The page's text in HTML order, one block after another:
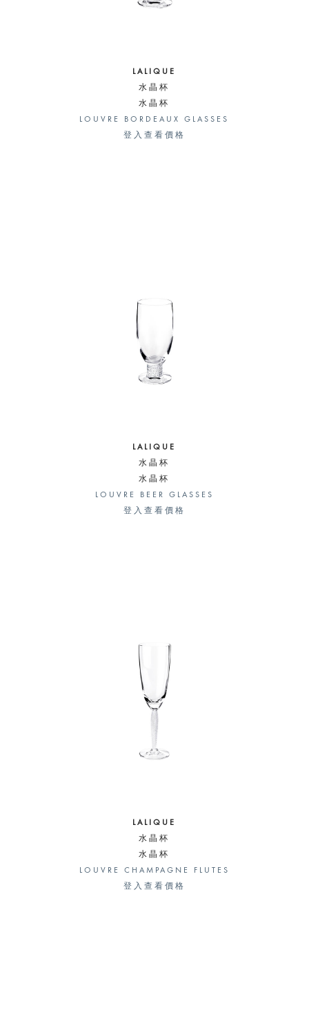
LALIQUE
水晶杯
水晶杯
LOUVRE BORDEAUX GLASSES
登入查看價格
LALIQUE
水晶杯
水晶杯
LOUVRE BEER GLASSES
登入查看價格
LALIQUE
水晶杯
水晶杯
LOUVRE CHAMPAGNE FLUTES
登入查看價格